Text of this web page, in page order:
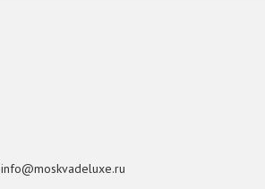
info@moskvadeluxe.ru